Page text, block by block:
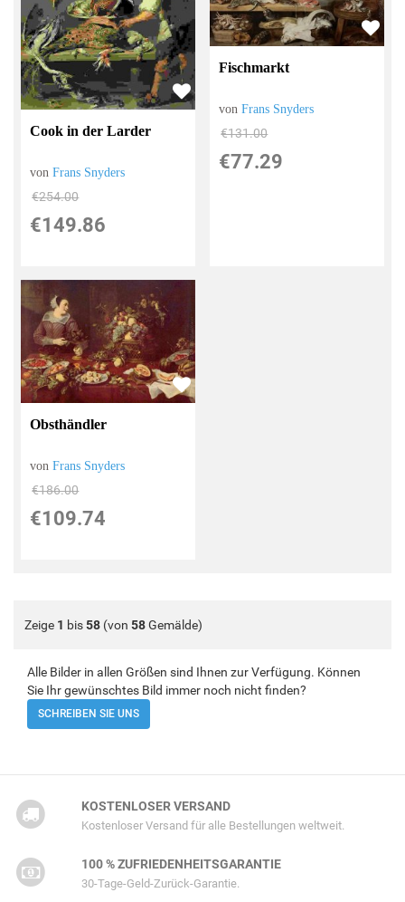
Cook in der Larder
vonFrans Snyders
€254.00
€149.86
Fischmarkt
vonFrans Snyders
€131.00
€77.29
Obsthändler
vonFrans Snyders
€186.00
€109.74
Zeige 1 bis58 (von 58Gemälde)
Alle Bilder in allen Größen sind Ihnen zur Verfügung. Können
Sie Ihr gewünschtes Bild immer noch nicht finden?
SCHREIBEN SIE UNS
KOSTENLOSER VERSAND
Kostenloser Versand für alle Bestellungen weltweit.
100 % ZUFRIEDENHEITSGARANTIE
30-Tage-Geld-Zurück-Garantie.